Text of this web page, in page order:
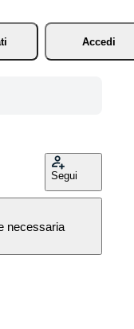
Accedi
Segui
necessaria